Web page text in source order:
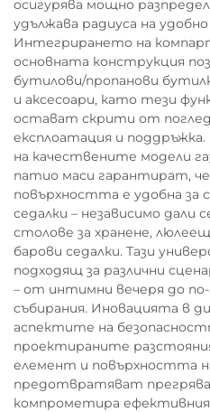
осигурява мощно
удължава радиуса на
Интегрирането на
основната конструкция
бутилови/пропанови
и аксесоари, като тези
остават скрити от
експлоатация и
на качествените модели
патио маси гарантират,
повърхността е удобна
седалки – независимо дали
столове за хранене,
барови седалки. Тази
подходящ за различни
– от интимни вечеря до
събирания. Иновацията в
аспектите на
проектираните
елемент и повърхността
предотвратяват
компрометира